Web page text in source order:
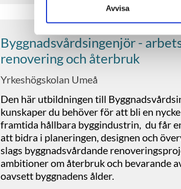
Avvisa
Byggnadsvårdsingenjör -
renovering och återbruk
Yrkeshögskolan Umeå
Den här utbildningen till
kunskaper du behöver för att bli en
framtida hållbara byggindustrin, du får
att bidra i planeringen, designen och
slags byggnadsvårdande
ambitioner om återbruk och bevarande
oavsett byggnadens ålder.